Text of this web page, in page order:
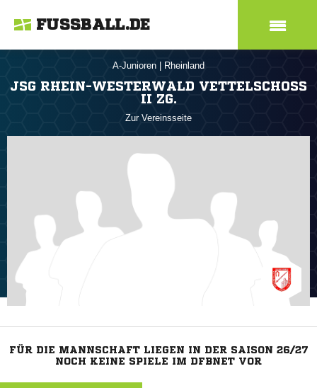
FUSSBALL.DE
A-Junioren Rheinland
JSG RHEIN-WESTERWALD VETTELSCHOSS I
I ZG.
Zur Vereinsseite
FÜR DIE MANNSCHAFT LIEGEN IN DER SAISON 26/27
NOCH KEINE SPIELE IM DFBNET VOR